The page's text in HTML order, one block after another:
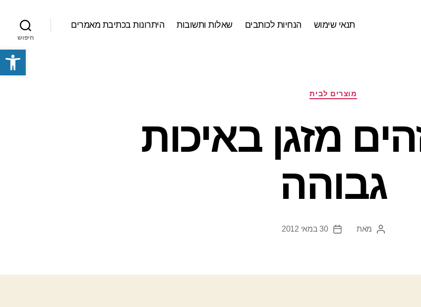
פתח סרגל נגישות
תנאי שימוש הנחיות לכותבים שאלות ותשובות היתרונות בכתיבת מאמרים
חיפוש
קטגוריות
מוצרים לבית
מזגן באיכות
גבוהה
המחבר
מאת
תאריך
30 במאי 2012